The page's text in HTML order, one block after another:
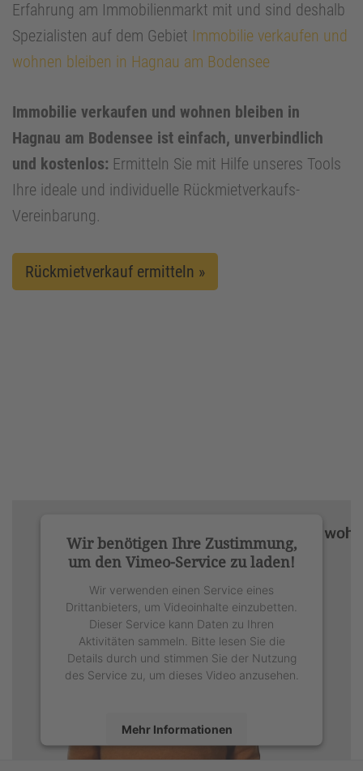
Erfahrung am Immobilienmarkt mit und sind deshalb
Spezialisten auf dem Gebiet Immobilie verkaufen und
wohnen bleiben in Hagnau am Bodensee
Immobilie verkaufen und wohnen bleiben in
Hagnau am Bodensee ist einfach, unverbindlich
und kostenlos: Ermitteln Sie mit Hilfe unseres Tools
Ihre ideale und individuelle Rückmietverkaufs-
Vereinbarung.
Rückmietverkauf ermitteln »
Wir benötigen Ihre Zustimmung,
um den Vimeo-Service zu laden!
Wir verwenden einen Service eines
Drittanbieters, um Videoinhalte einzubetten.
Dieser Service kann Daten zu Ihren
Aktivitäten sammeln. Bitte lesen Sie die
Details durch und stimmen Sie der Nutzung
des Service zu, um dieses Video anzusehen.
Mehr Informationen